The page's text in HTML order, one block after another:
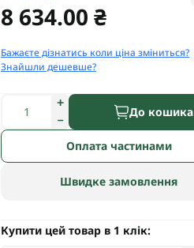
8 634.00 ₴
Бажаєте дізнатись коли ціна зміниться?
Знайшли дешевше?
До кошика
Оплата частинами
Швидке замовлення
Купити цей товар в 1 клік: